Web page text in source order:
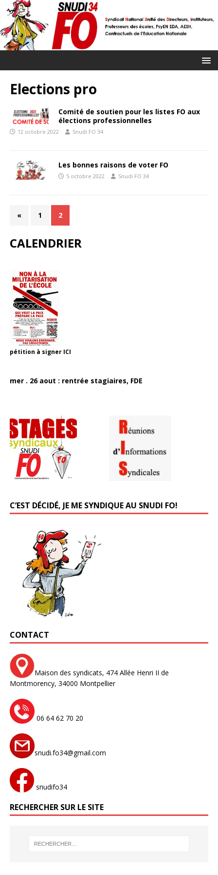
Elections pro
Comité de soutien pour les listes FO aux
élections professionnelles
12 octobre 2022 Snudi FO 34
Les bonnes raisons de voter FO
5 octobre 2022 Snudi FO 34
« 1 2
CALENDRIER
pétition à signer ICI
mer . 26 aout : rentrée stagiaires, FDE
C’EST DÉCIDÉ, JE ME SYNDIQUE AU SNUDI FO!
CONTACT
Maison des syndicats, 474 Allée Henri II de
Montmorency, 34000 Montpellier
06 64 62 70 20
snudi.fo34@gmail.com
snudifo34
RECHERCHER SUR LE SITE